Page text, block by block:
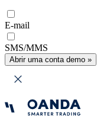
E-mail
SMS/MMS
Abrir uma conta demo »